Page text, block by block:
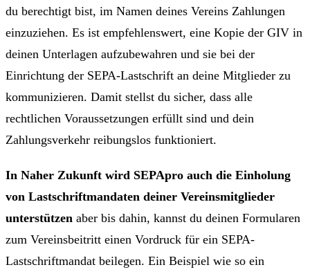
du berechtigt bist, im Namen deines Vereins Zahlungen
einzuziehen. Es ist empfehlenswert, eine Kopie der GIV in
deinen Unterlagen aufzubewahren und sie bei der
Einrichtung der SEPA-Lastschrift an deine Mitglieder zu
kommunizieren. Damit stellst du sicher, dass alle
rechtlichen Voraussetzungen erfüllt sind und dein
Zahlungsverkehr reibungslos funktioniert.
In Naher Zukunft wird SEPApro auch die Einholung
von Lastschriftmandaten deiner Vereinsmitglieder
unterstützen aber bis dahin, kannst du deinen Formularen
zum Vereinsbeitritt einen Vordruck für ein SEPA-
Lastschriftmandat beilegen. Ein Beispiel wie so ein